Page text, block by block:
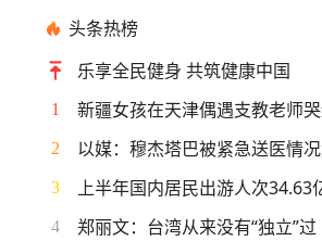
头条热榜
乐享全民健身 共筑健康中国
1 新疆女孩在天津偶遇支教老师
2 以媒：穆杰塔巴被紧急送医情
3 上半年国内居民出游人次34.63
4 郑丽文：台湾从来没有“独立”过